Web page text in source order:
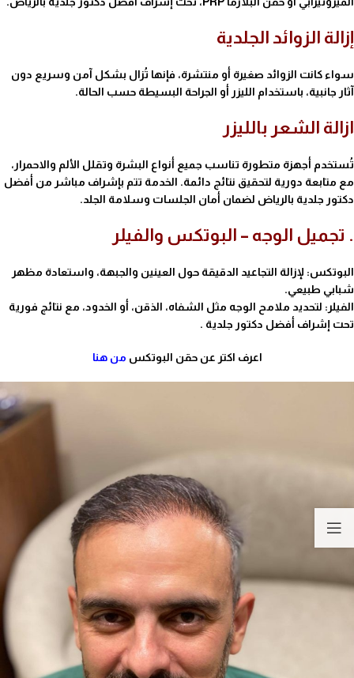
إزالة الزوائد الجلدية
سواء كانت الزوائد صغيرة أو منتشرة، فإنها تُزال بشكل آمن وسريع دون
آثار جانبية، باستخدام الليزر أو الجراحة البسيطة حسب الحالة.
ازالة الشعر بالليزر
تُستخدم أجهزة متطورة تناسب جميع أنواع البشرة وتقلل الألم والاحمرار،
مع متابعة دورية لتحقيق نتائج دائمة. الخدمة تتم بإشراف مباشر من أفضل
دكتور جلدية بالرياض لضمان أمان الجلسات وسلامة الجلد.
. تجميل الوجه – البوتكس والفيلر
البوتكس: لإزالة التجاعيد الدقيقة حول العينين والجبهة، واستعادة مظهر
شبابي طبيعي.
الفيلر: لتحديد ملامح الوجه مثل الشفاه، الذقن، أو الخدود، مع نتائج فورية
تحت إشراف أفضل دكتور جلدية .
اعرف اكتر عن حقن البوتكس من هنا